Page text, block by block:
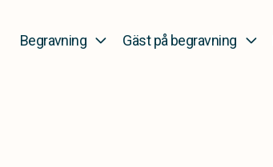
Begravning Gäst på begravning